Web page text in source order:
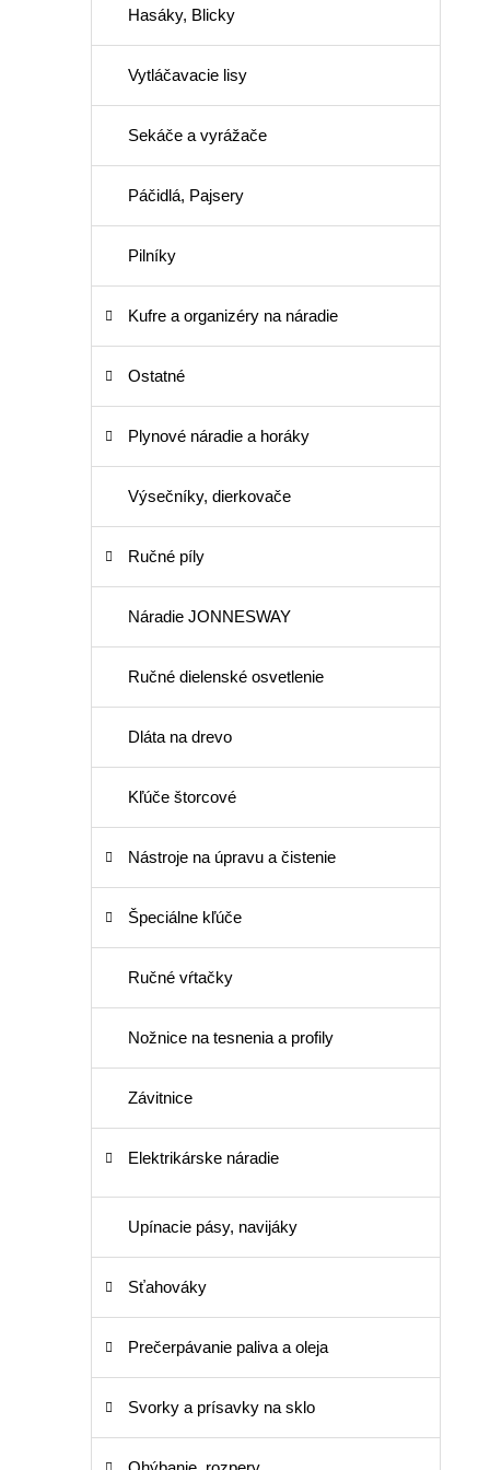
Hasáky, Blicky
Vytláčavacie lisy
Sekáče a vyrážače
Páčidlá, Pajsery
Pilníky
Kufre a organizéry na náradie
Ostatné
Plynové náradie a horáky
Výsečníky, dierkovače
Ručné píly
Náradie JONNESWAY
Ručné dielenské osvetlenie
Dláta na drevo
Kľúče štorcové
Nástroje na úpravu a čistenie
Špeciálne kľúče
Ručné vŕtačky
Nožnice na tesnenia a profily
Závitnice
Elektrikárske náradie
Upínacie pásy, navijáky
Sťahováky
Prečerpávanie paliva a oleja
Svorky a prísavky na sklo